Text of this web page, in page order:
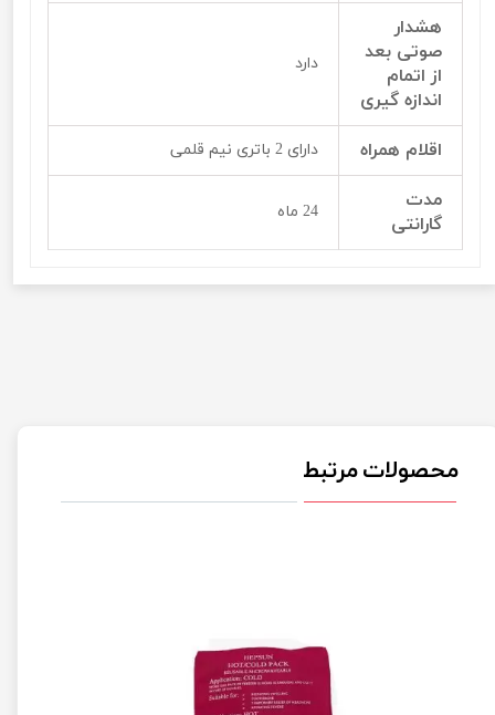
هشدار
صوتی بعد
از اتمام
اندازه گیری
دارد
اقلام همراه دارای 2 باتری نیم قلمی
مدت
گارانتی
24 ماه
محصولات مرتبط